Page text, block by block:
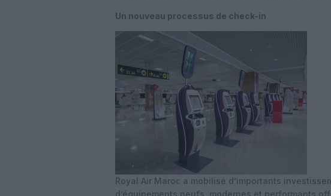
Un nouveau processus de check-in
Royal Air Maroc a mobilisé d’importants
d’équipements neufs, modernes et performants